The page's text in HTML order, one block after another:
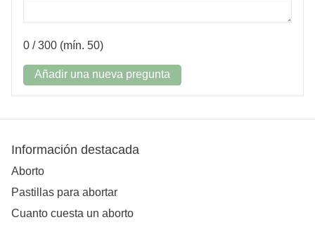
0 / 300 (mín. 50)
Añadir una nueva pregunta
Información destacada
Aborto
Pastillas para abortar
Cuanto cuesta un aborto